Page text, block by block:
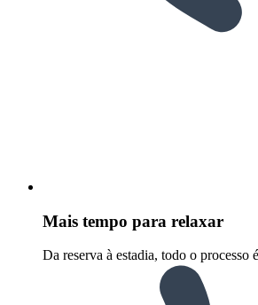
Mais tempo para relaxar
Da reserva à estadia, todo o processo